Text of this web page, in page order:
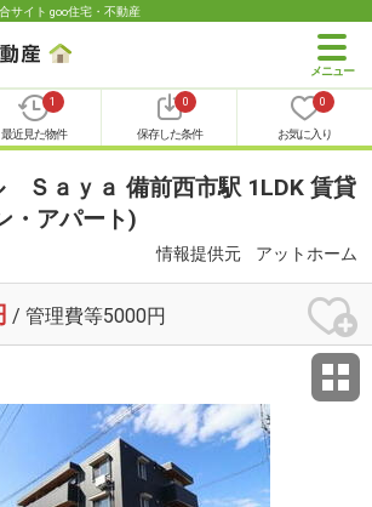
サイト goo住宅・不動産
1
最近見た物件
0
保存した条件
0
お気に入り
Ｓａｙａ 備前西市駅 1LDK 賃貸
・アパート)
情報提供元 アットホーム
/ 管理費等5000円